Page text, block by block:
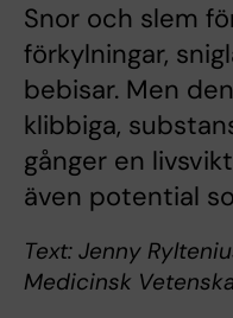
Snor och slem
förkylningar,
bebisar. Men
klibbiga,
gånger en
även potential
Text: Jenny
Medicinsk